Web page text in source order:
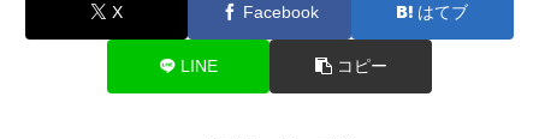
X Facebook はてブ
LINE コピー